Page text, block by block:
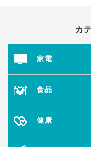
カ
家電
食品
健康